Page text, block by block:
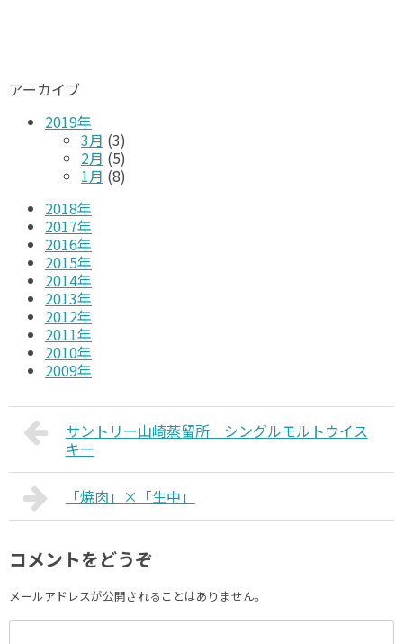
アーカイブ
2019年
3月 (3)
2月 (5)
1月 (8)
2018年
2017年
2016年
2015年
2014年
2013年
2012年
2011年
2010年
2009年
サントリー山崎蒸留所 シングルモルトウイス
キー
「焼肉」×「生中」
コメントをどうぞ
メールアドレスが公開されることはありません。